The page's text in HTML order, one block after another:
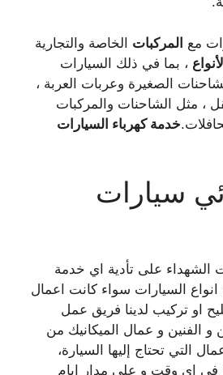
مع المركبات الخاصة والتجارية
، بما في ذلك السيارات
الصغيرة وعربات العربة ،
، مثل الشاحنات والمركبات
خدمة كهرباء السيارات
سيارات
الشهداء على تأدية اي خدمة
السيارات سواء كانت اعمال
او تركيب لدينا فريق عمل
و الفنين و عمال الميكانيك من
التي تحتاج إليها السيارة،
في اي وقت و على مدار ايام